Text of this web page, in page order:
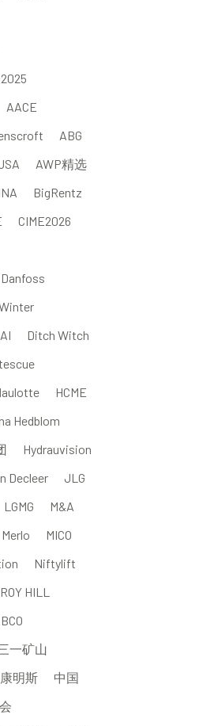
2025
AACE
ABG
AWP精选
BigRentz
CIME2026
Danfoss
Ditch Witch
HCME
Hedblom
Hydrauvision
Decleer
JLG
LGMG
M&A
Merlo
MICO
Niftylift
ROY HILL
一矿山
明斯
中国